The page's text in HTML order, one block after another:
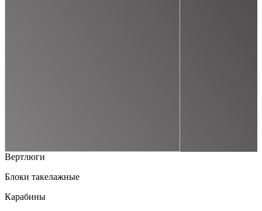
Вертлюги
Блоки такелажные
Карабины